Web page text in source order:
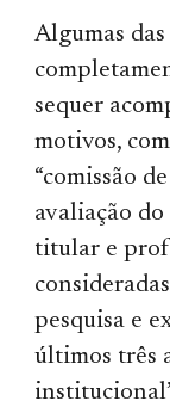
Algumas
sequer
motivos,
“comissão
avaliação
titular e
pesquisa e
últimos três